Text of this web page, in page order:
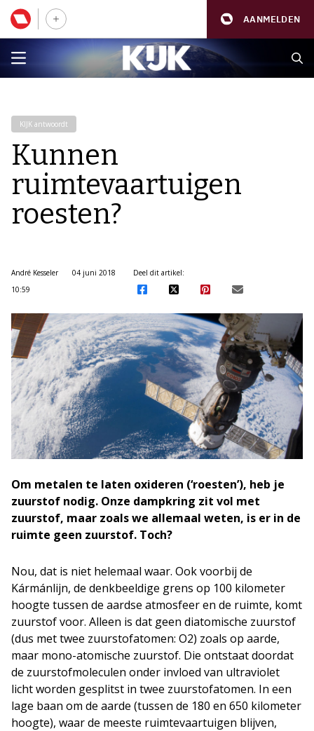
AANMELDEN
KIJK antwoordt
Kunnen
ruimtevaartuigen
roesten?
André Kesseler
04 juni 2018
10:59
Deel dit artikel:
Om metalen te laten oxideren (‘roesten’), heb je
zuurstof nodig. Onze dampkring zit vol met
zuurstof, maar zoals we allemaal weten, is er in de
ruimte geen zuurstof. Toch?
Nou, dat is niet helemaal waar. Ook voorbij de
Kármánlijn, de denkbeeldige grens op 100 kilometer
hoogte tussen de aardse atmosfeer en de ruimte, komt
zuurstof voor. Alleen is dat geen diatomische zuurstof
(dus met twee zuurstofatomen: O2) zoals op aarde,
maar mono-atomische zuurstof. Die ontstaat doordat
de zuurstofmoleculen onder invloed van ultraviolet
licht worden gesplitst in twee zuurstofatomen. In een
lage baan om de aarde (tussen de 180 en 650 kilometer
hoogte), waar de meeste ruimtevaartuigen blijven,